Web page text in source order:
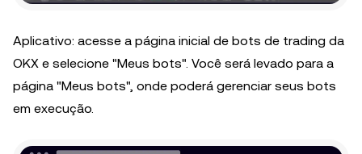
Aplicativo: acesse a página inicial de bots de trading da
OKX e selecione "Meus bots". Você será levado para a
página "Meus bots", onde poderá gerenciar seus bots
em execução.